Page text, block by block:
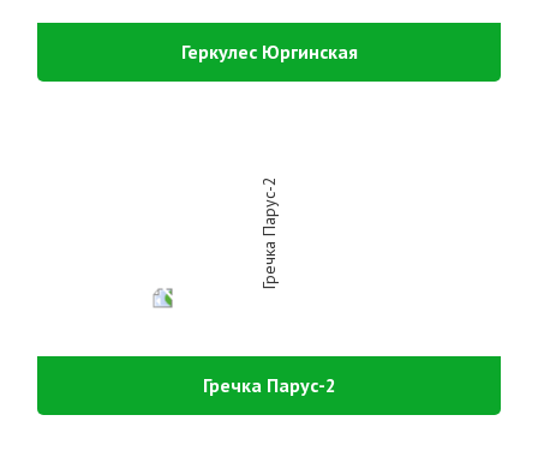
Геркулес Юргинская
Гречка Парус-2